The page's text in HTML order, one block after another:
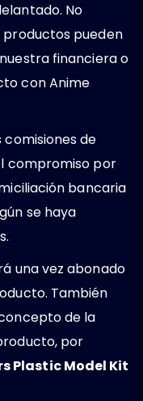
No
pueden
financiera o
con Anime
comisiones de
compromiso por
bancaria
se haya
una vez abonado
También
de la
por
Plastic Model Kit